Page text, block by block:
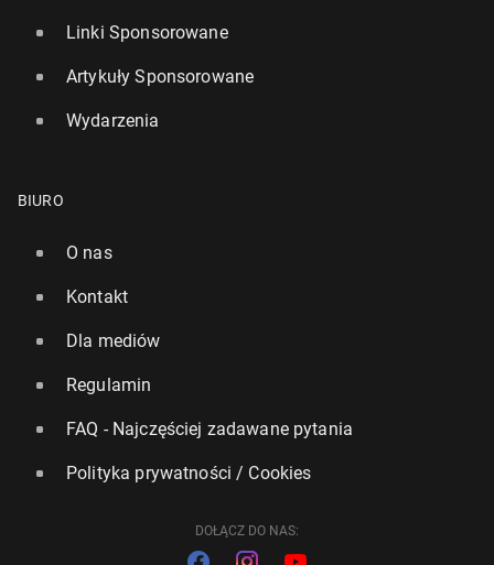
Linki Sponsorowane
Artykuły Sponsorowane
Wydarzenia
BIURO
O nas
Kontakt
Dla mediów
Regulamin
FAQ - Najczęściej zadawane pytania
Polityka prywatności / Cookies
DOŁĄCZ DO NAS: